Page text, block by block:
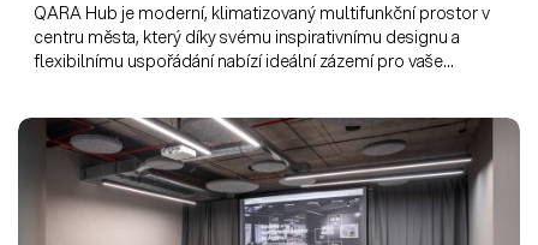
QARA Hub je moderní, klimatizovaný multifunkční prostor v
centru města, který díky svému inspirativnímu designu a
flexibilnímu uspořádání nabízí ideální zázemí pro vaše